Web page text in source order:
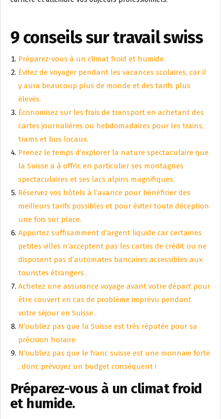
9 conseils sur travail swiss
Préparez-vous à un climat froid et humide.
Évitez de voyager pendant les vacances scolaires, car il
y aura beaucoup plus de monde et des tarifs plus
élevés.
Économisez sur les frais de transport en achetant des
cartes journalières ou hebdomadaires pour les trains,
trams et bus locaux.
Prenez le temps d’explorer la nature spectaculaire que
la Suisse a à offrir, en particulier ses montagnes
spectaculaires et ses lacs alpins magnifiques.
Réservez vos hôtels à l’avance pour bénéficier des
meilleurs tarifs possibles et pour éviter toute déception
une fois sur place.
Apportez suffisamment d’argent liquide car certaines
petites villes n’acceptent pas les cartes de crédit ou ne
disposent pas d’automates bancaires accessibles aux
touristes étrangers .
Achetez une assurance voyage avant votre départ pour
être couvert en cas de problème imprévu pendant
votre séjour en Suisse .
N’oubliez pas que la Suisse est très réputée pour sa
précision horaire
N’oubliez pas que le franc suisse est une monnaie forte
; donc prévoyez un budget conséquent !
Préparez-vous à un climat froid
et humide.